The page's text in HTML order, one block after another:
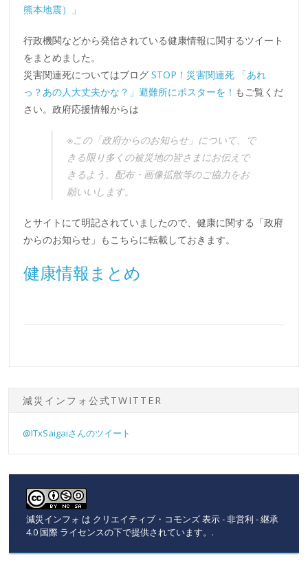
熊本地震）」
行政機関などから発信されている健康情報に関するツイート
をまとめました。
災害関連死についてはブログSTOP！災害関連死 「あれ
っ？あの人大丈夫かな？」避難所にポスターを！ もご覧くだ
さい。政府応援情報からは
※この「政府からのお知らせ」について、で
きる限り多くの被災地の皆さまにお伝えで
きるよう、配布・画像拡散等のご協力をお
願いいします。
とサイトにて明記されていましたので、健康に関する「政府
からのお知らせ」もこちらに転載しておきます。
健康情報まとめ
減災インフォ公式TWITTER
@ITxSaigaiさんのツイート
減災インフォ は クリエイティブ・コモンズ 表示 - 非営利 - 継承
4.0 国際 ライセンスの下で提供されています。 .